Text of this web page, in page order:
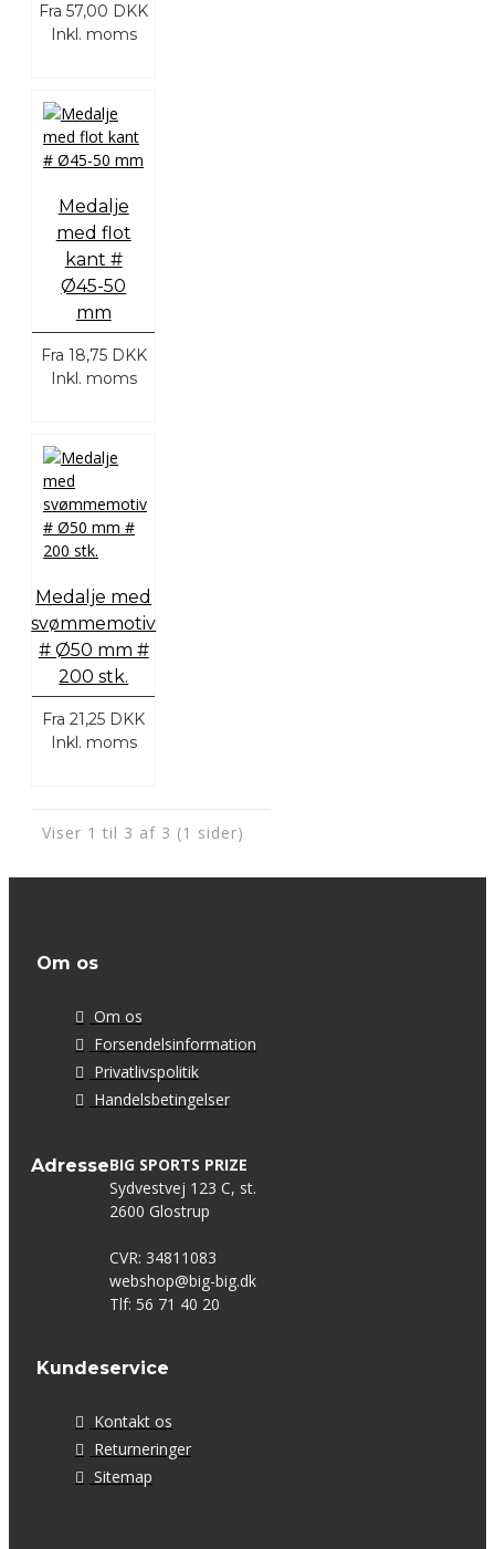
Fra 57,00 DKK
Inkl. moms
Medalje
med flot
kant #
Ø45-50
mm
Fra 18,75 DKK
Inkl. moms
Medalje med
svømmemotiv
# Ø50 mm #
200 stk.
Fra 21,25 DKK
Inkl. moms
Viser 1 til 3 af 3 (1 sider)
Om os
Om os
Forsendelsinformation
Privatlivspolitik
Handelsbetingelser
AdresseBIG SPORTS PRIZE
Sydvestvej 123 C, st.
2600 Glostrup
CVR: 34811083
webshop@big-big.dk
Tlf: 56 71 40 20
Kundeservice
Kontakt os
Returneringer
Sitemap